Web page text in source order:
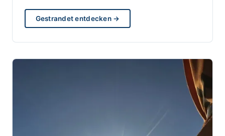
Gestrandet entdecken →